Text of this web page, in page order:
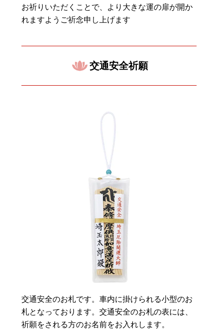
お祈りいただくことで、より大きな運の扉が開か
れますようご祈念申し上げます
交通安全祈願
交通安全のお札です。車内に掛けられる小型のお
札となっております。交通安全のお札の表には、
祈願をされる方のお名前をお入れします。